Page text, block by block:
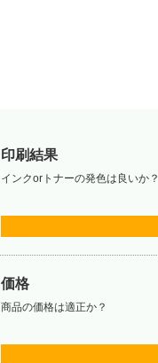
印刷結果
インクorトナーの発色は良いか？
価格
商品の価格は適正か？